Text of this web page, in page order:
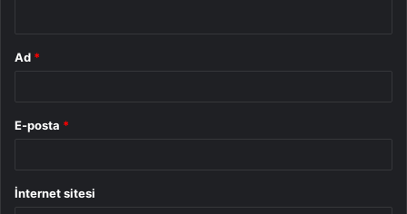
Ad *
E-posta *
İnternet sitesi